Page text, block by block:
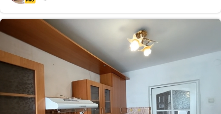
надійна конструкція, відмінна шумо- та теплоізоляція. Ідеальне
планування: усі кімнати та приміщення функціональні, великий
передпокій, достатньо місця для зберігання речей. Видовий 7-й
поверх: із вікон відкривається чудовий панорамний вигляд на місто.
Комунікації: централізоване опален...